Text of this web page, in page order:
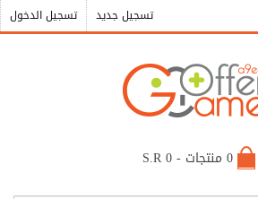
تسجيل الدخول تسجيل جديد
0 منتجات - S.R 0